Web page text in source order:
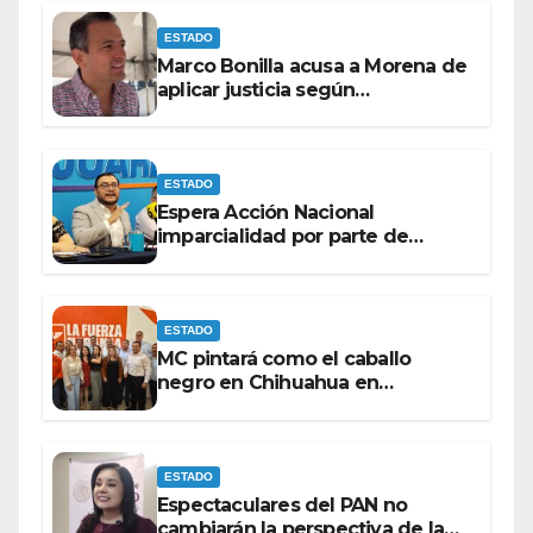
ESTADO
Marco Bonilla acusa a Morena de
aplicar justicia según
ESTADO
Espera Acción Nacional
imparcialidad por parte de
ESTADO
MC pintará como el caballo
negro en Chihuahua en
ESTADO
Espectaculares del PAN no